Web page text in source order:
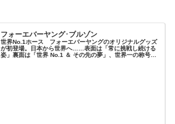
フォーエバーヤング･ブルゾン
世界No.1ホース フォーエバーヤングのオリジナルグッズ
が初登場。日本から世界へ……表面は「常に挑戦し続ける
姿」裏面は「世界 No.1 ＆ その先の夢」、世界一の称号を